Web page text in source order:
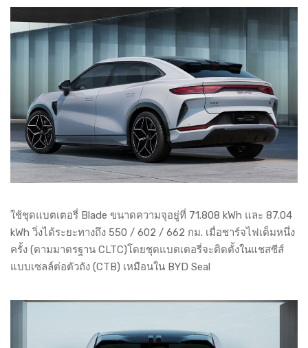
ใช้ชุดแบตเตอรี่ Blade ขนาดความจุอยู่ที่ 71.808 kWh และ 87.04
kWh วิ่งได้ระยะทางถึง 550 / 602 / 662 กม. เมื่อชาร์จไฟเต็มหนึ่ง
ครั้ง (ตามมาตรฐาน CLTC)โดยชุดแบตเตอรี่จะติดตั้งในแชสซีส์
แบบเซลล์ต่อตัวถัง (CTB) เหมือนใน BYD Seal